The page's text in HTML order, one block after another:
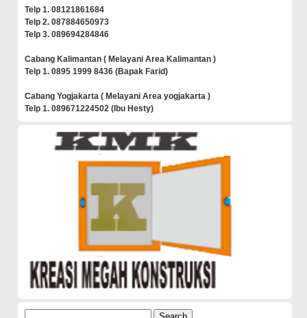
Telp 1. 08121861684
Telp 2. 087884650973
Telp 3. 089694284846
Cabang Kalimantan ( Melayani Area Kalimantan )
Telp 1. 0895 1999 8436 (Bapak Farid)
Cabang Yogjakarta ( Melayani Area yogjakarta )
Telp 1. 089671224502 (Ibu Hesty)